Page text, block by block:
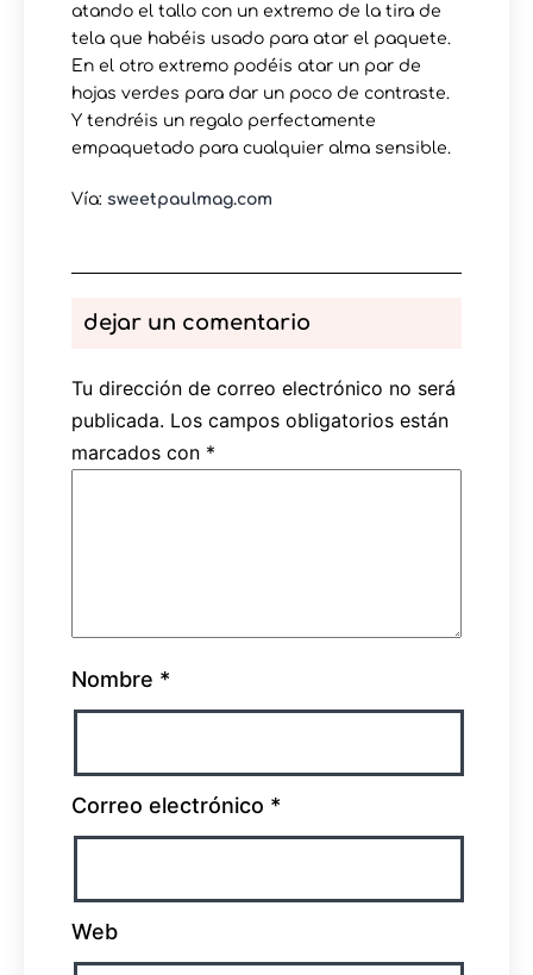
atando el tallo con un extremo de la tira de
tela que habéis usado para atar el paquete.
En el otro extremo podéis atar un par de
hojas verdes para dar un poco de contraste.
Y tendréis un regalo perfectamente
empaquetado para cualquier alma sensible.
Vía: sweetpaulmag.com
dejar un comentario
Tu dirección de correo electrónico no será
publicada. Los campos obligatorios están
marcados con *
Nombre *
Correo electrónico *
Web